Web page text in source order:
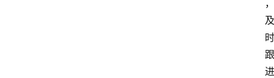
，
及
时
跟
进